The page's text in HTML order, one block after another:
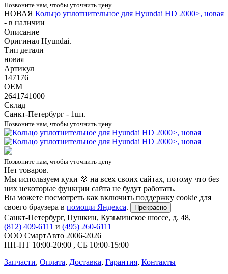
Позвоните нам, чтобы уточнить цену
НОВАЯ Кольцо уплотнительное для Hyundai HD 2000>, новая
- в наличии
Описание
Оригинал Hyundai.
Тип детали
новая
Артикул
147176
OEM
2641741000
Склад
Санкт-Петербург - 1шт.
Позвоните нам, чтобы уточнить цену
Позвоните нам, чтобы уточнить цену
Нет товаров.
Мы используем куки 🍪 на всех своих сайтах, потому что без
них некоторые функции сайта не будут работать.
Вы можете посмотреть как включить поддержку cookie для
своего браузера в помощи Яндекса. Прекрасно
Санкт-Петербург, Пушкин, Кузьминское шоссе, д. 48,
(812) 409-6111 и (495) 260-6111
ООО СмартАвто 2006-2026
ПН-ПТ 10:00-20:00 , СБ 10:00-15:00
Запчасти, Оплата, Доставка, Гарантия, Контакты